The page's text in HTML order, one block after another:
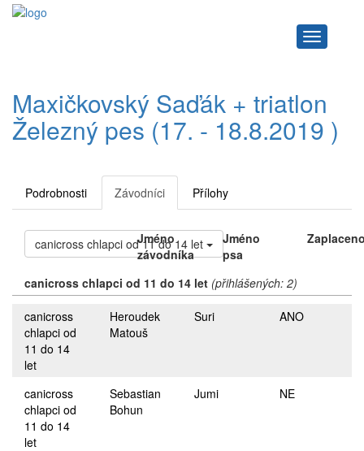
Navigace
Maxičkovský Saďák + triatlon
Železný pes (17. - 18.8.2019 )
Podrobnosti Závodníci Přílohy
canicross chlapci od 11 do 14 let
Jméno
závodníka
Jméno
psa
canicross chlapci od 11 do 14 let (přihlášených: 2)
canicross
chlapci od
11 do 14
let
Heroudek
Matouš
Suri ANO
canicross
chlapci od
11 do 14
let
Sebastian
Bohun
Jumi NE